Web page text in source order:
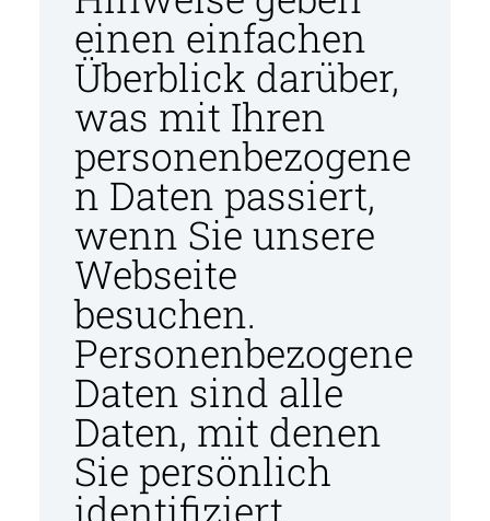
einen einfachen
Überblick darüber,
was mit Ihren
personenbezogene
n Daten passiert,
wenn Sie unsere
Webseite
besuchen.
Personenbezogene
Daten sind alle
Daten, mit denen
Sie persönlich
identifiziert